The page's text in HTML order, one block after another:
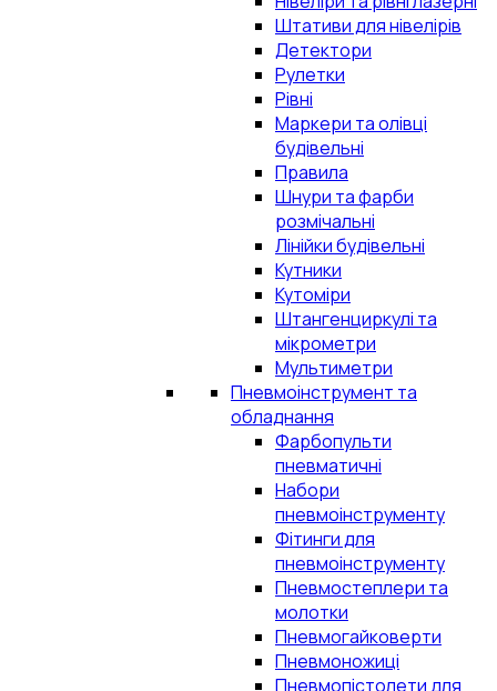
Штативи для нівелірів
Детектори
Рулетки
Рівні
Маркери та олівці
будівельні
Правила
Шнури та фарби
розмічальні
Лінійки будівельні
Кутники
Кутоміри
Штангенциркулі та
мікрометри
Мультиметри
Пневмоінструмент та
обладнання
Фарбопульти
пневматичні
Набори
пневмоінструменту
Фітинги для
пневмоінструменту
Пневмостеплери та
молотки
Пневмогайковерти
Пневмоножиці
Пневмопістолети для